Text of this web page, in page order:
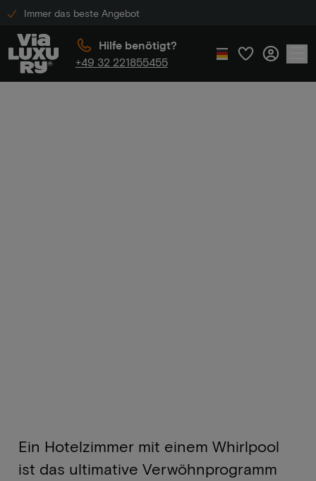
Immer das beste Angebot
Hilfe benötigt?
+49 32 221855455
Ein Hotelzimmer mit einem Whirlpool
ist das ultimative Verwöhnprogramm